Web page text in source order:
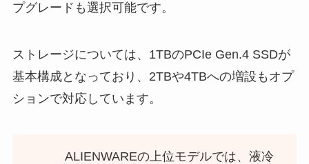
プグレードも選択可能です。
ストレージについては、1TBのPCIe Gen.4 SSDが
基本構成となっており、2TBや4TBへの増設もオプ
ションで対応しています。
ALIENWAREの上位モデルでは、液冷